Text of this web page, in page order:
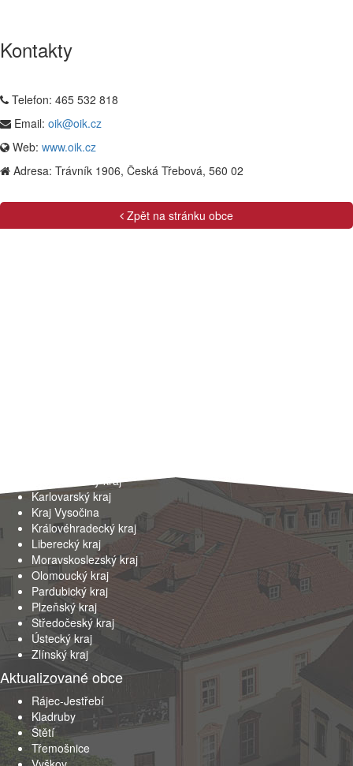
Kontakty
Telefon: 465 532 818
Email: oik@oik.cz
Web: www.oik.cz
Adresa: Trávník 1906, Česká Třebová, 560 02
Zpět na stránku obce
Jihomoravský kraj
Karlovarský kraj
Kraj Vysočina
Královéhradecký kraj
Liberecký kraj
Moravskoslezský kraj
Olomoucký kraj
Pardubický kraj
Plzeňský kraj
Středočeský kraj
Ústecký kraj
Zlínský kraj
Aktualizované obce
Rájec-Jestřebí
Kladruby
Štětí
Třemošnice